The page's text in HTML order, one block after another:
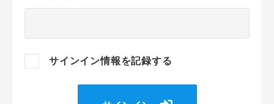
サインイン情報を記録する